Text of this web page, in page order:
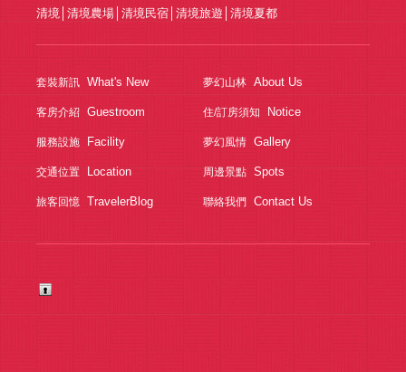
清境 清境農場 清境民宿 清境旅遊 清境夏都
套裝新訊 What's New 夢幻山林 About Us
客房介紹 Guestroom 住/訂房須知 Notice
服務設施 Facility 夢幻風情 Gallery
交通位置 Location 周邊景點 Spots
旅客回憶 TravelerBlog 聯絡我們 Contact Us